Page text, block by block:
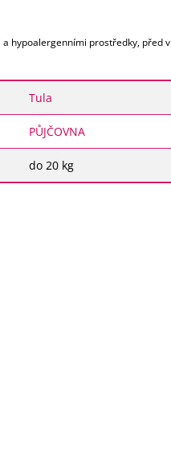
hypoalergenními prostředky, před
Tula
PŮJČOVNA
do 20 kg